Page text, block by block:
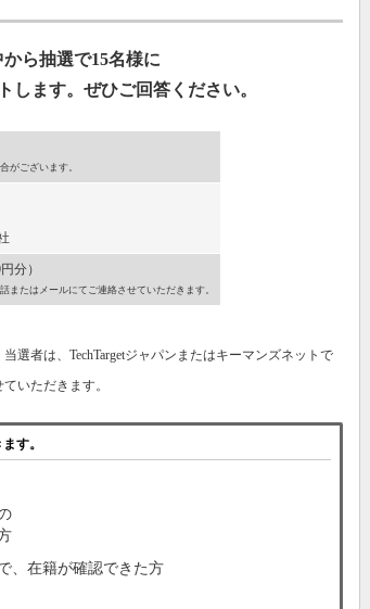
ら抽選で15名様に
します。ぜひご回答ください。
がございます。
分）
たはメールにてご連絡させていただきます。
者は、TechTargetジャパンまたはキーマンズネットで
いただきます。
す。
、在籍が確認できた方